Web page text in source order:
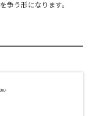
争う形になります。